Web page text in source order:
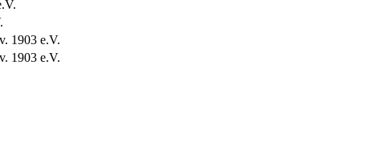
1903 e.V.
1903 e.V.